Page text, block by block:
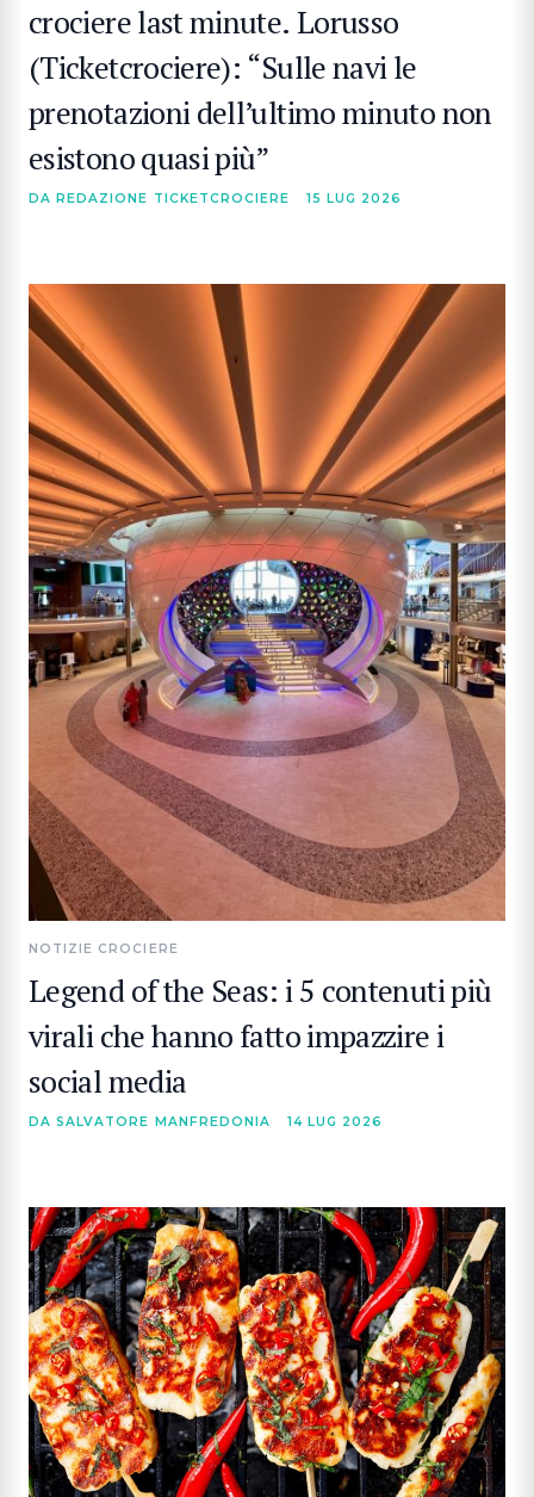
crociere last minute. Lorusso
(Ticketcrociere): “Sulle navi le
prenotazioni dell’ultimo minuto non
esistono quasi più”
DA REDAZIONE TICKETCROCIERE 15 LUG 2026
NOTIZIE CROCIERE
Legend of the Seas: i 5 contenuti più
virali che hanno fatto impazzire i
social media
DA SALVATORE MANFREDONIA 14 LUG 2026